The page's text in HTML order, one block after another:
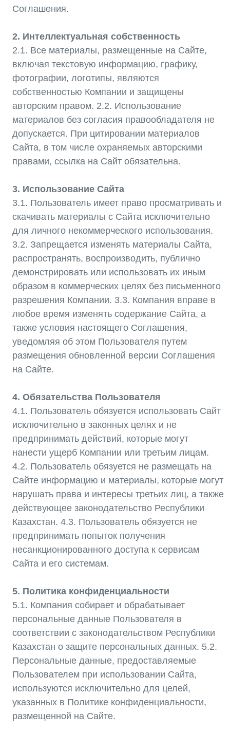
скачивать материалы с Сайта исключительно
3.2. Запрещается изменять материалы Сайта,
распространять, воспроизводить, публично
демонстрировать или использовать их иным
образом в коммерческих целях без письменного
разрешения Компании. 3.3. Компания вправе в
любое время изменять содержание Сайта, а
также условия настоящего Соглашения,
уведомляя об этом Пользователя путем
размещения обновленной версии Соглашения
на Сайте.
4. Обязательства Пользователя
исключительно в законных целях и не
предпринимать действий, которые могут
нанести ущерб Компании или третьим лицам.
4.2. Пользователь обязуется не размещать на
Сайте информацию и материалы, которые могут
нарушать права и интересы третьих лиц, а также
действующее законодательство Республики
предпринимать попыток получения
несанкционированного доступа к сервисам
Сайта и его системам.
5. Политика конфиденциальности
5.1. Компания собирает и обрабатывает
соответствии с законодательством Республики
Казахстан о защите персональных данных. 5.2.
Персональные данные, предоставляемые
Пользователем при использовании Сайта,
используются исключительно для целей,
размещенной на Сайте.
6. Ограничение ответственности
6.1. Компания не несет ответственности за
любой ущерб, который может быть причинен
Пользователю в результате использования
Сайта. 6.2. Компания не гарантирует
бесперебойную работу Сайта и не несет
ответственности за временные сбои и перерывы
в его работе.
7. Заключительные положения
7.1. Настоящее Соглашение вступает в силу с
момента его опубликования на Сайте. 7.2. Все
Пользователем, подлежат разрешению в
соответствии с действующим
законодательством Республики Казахстан. 7.3. В
не подлежащим принудительному исполнению,
остальные положения Соглашения остаются в
силе.
Заказать
Обратный
Звонок
Специалиста
Хотите узнать больше о наших решениях
или подобрать идеальное решение для
Вашего бизнеса? Оставьте заявку на
обратный звонок, и наш специалист
свяжется с вами в удобное время. Вместе